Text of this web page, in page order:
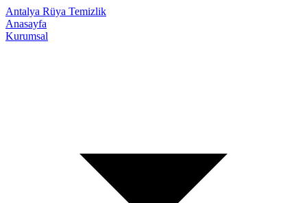
Antalya Rüya Temizlik
Anasayfa
Kurumsal